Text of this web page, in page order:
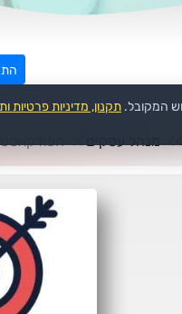
>> מנהל עסקים >>
המקובל. תקנון, מדיניות פרטיות